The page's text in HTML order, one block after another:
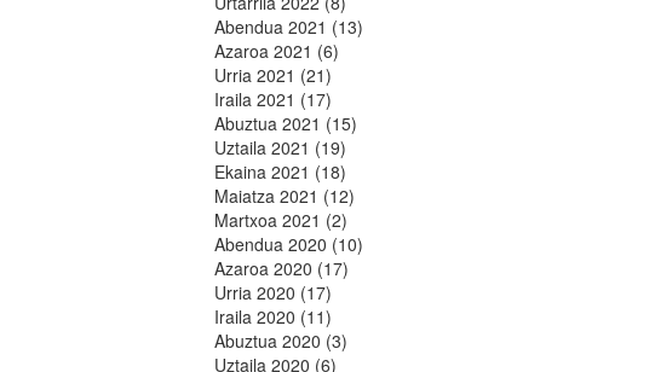
Abendua 2021 (13)
Azaroa 2021 (6)
Urria 2021 (21)
Iraila 2021 (17)
Abuztua 2021 (15)
Uztaila 2021 (19)
Ekaina 2021 (18)
Maiatza 2021 (12)
Martxoa 2021 (2)
Abendua 2020 (10)
Azaroa 2020 (17)
Urria 2020 (17)
Iraila 2020 (11)
Abuztua 2020 (3)
Uztaila 2020 (6)